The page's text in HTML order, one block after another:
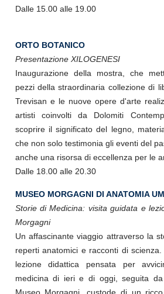
Dalle 15.00 alle 19.00
ORTO BOTANICO
Presentazione XILOGENESI
Inaugurazione della mostra, che
pezzi della straordinaria collezione di
Trevisan e le nuove opere d'arte
artisti coinvolti da Dolomiti
scoprire il significato del legno,
che non solo testimonia gli eventi del
anche una risorsa di eccellenza per le
Dalle 18.00 alle 20.30
MUSEO MORGAGNI DI ANATOMIA
Storie di Medicina: visita guidata e
Morgagni
Un affascinante viaggio attraverso la
reperti anatomici e racconti di scienza.
lezione didattica pensata per
medicina di ieri e di oggi, seguita
Museo Morgagni, custode di un